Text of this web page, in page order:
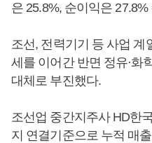
은 25.8%, 순이익은
조선, 전력기기 등 사업 계
세를 이어간 반면 정유·화
대체로 부진했다.
조선업 중간지주사 HD한
지 연결기준으로 누적 매